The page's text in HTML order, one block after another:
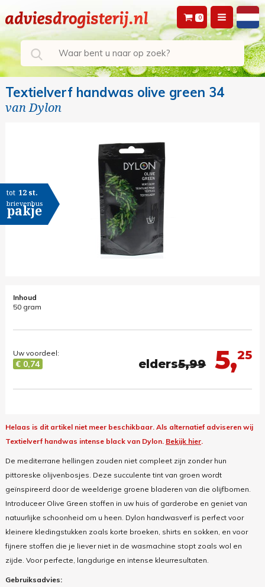
0
Textielverf handwas olive green 34
vanDylon
tot 12 st.
brievenbus
pakje
Inhoud
50 gram
5,25
elders5,99
Uw voordeel:
€ 0,74
Helaas is dit artikel niet meer beschikbaar. Als alternatief adviseren wij
Textielverf handwas intense black van Dylon. Bekijk hier.
De mediterrane hellingen zouden niet compleet zijn zonder hun
pittoreske olijvenbosjes. Deze succulente tint van groen wordt
geïnspireerd door de weelderige groene bladeren van die olijfbomen.
Introduceer Olive Green stoffen in uw huis of garderobe en geniet van
natuurlijke schoonheid om u heen. Dylon handwasverf is perfect voor
kleinere kledingstukken zoals korte broeken, shirts en sokken, en voor
fijnere stoffen die je liever niet in de wasmachine stopt zoals wol en
zijde. Voor perfecte, langdurige en intense kleurresultaten.
Gebruiksadvies: